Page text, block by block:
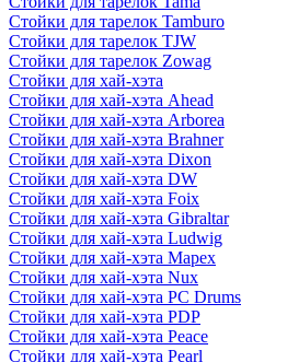
Стойки для тарелок Tamburo
Стойки для тарелок TJW
Стойки для тарелок Zowag
Стойки для хай-хэта
Стойки для хай-хэта Ahead
Стойки для хай-хэта Arborea
Стойки для хай-хэта Brahner
Стойки для хай-хэта Dixon
Стойки для хай-хэта DW
Стойки для хай-хэта Foix
Стойки для хай-хэта Gibraltar
Стойки для хай-хэта Ludwig
Стойки для хай-хэта Mapex
Стойки для хай-хэта Nux
Стойки для хай-хэта PC Drums
Стойки для хай-хэта PDP
Стойки для хай-хэта Peace
Стойки для хай-хэта Pearl